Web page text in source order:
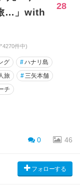
…」with
28
4270件中)
グ #ハナリ島
旅 #三矢本舗
チ
0 46
フォローする